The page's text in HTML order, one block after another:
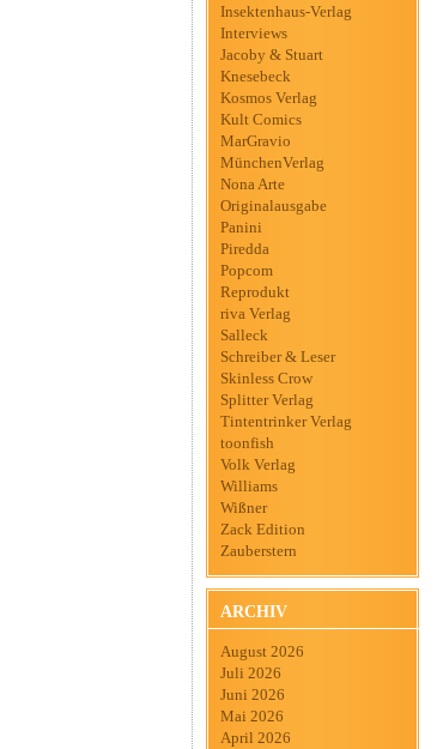
Insektenhaus-Verlag
Interviews
Jacoby & Stuart
Knesebeck
Kosmos Verlag
Kult Comics
MarGravio
MünchenVerlag
Nona Arte
Originalausgabe
Panini
Piredda
Popcom
Reprodukt
riva Verlag
Salleck
Schreiber & Leser
Skinless Crow
Splitter Verlag
Tintentrinker Verlag
toonfish
Volk Verlag
Williams
Wißner
Zack Edition
Zauberstern
ARCHIV
August 2026
Juli 2026
Juni 2026
Mai 2026
April 2026